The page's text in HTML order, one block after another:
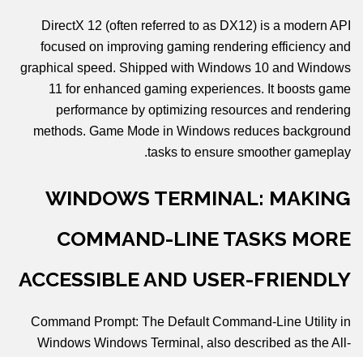
DirectX 12 (often referred to as DX12) is a modern API
focused on improving gaming rendering efficiency and
graphical speed. Shipped with Windows 10 and Windows
11 for enhanced gaming experiences. It boosts game
performance by optimizing resources and rendering
methods. Game Mode in Windows reduces background
tasks to ensure smoother gameplay.
WINDOWS TERMINAL: MAKING
COMMAND-LINE TASKS MORE
ACCESSIBLE AND USER-FRIENDLY
Command Prompt: The Default Command-Line Utility in
Windows Windows Terminal, also described as the All-